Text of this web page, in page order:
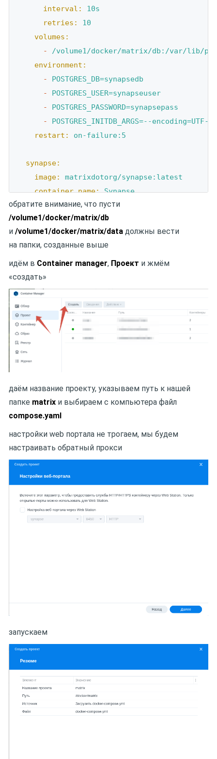
interval:
10s
retries:
10
volumes:
-
/volume1/docker/matrix/db:/var/lib/
environment:
-
POSTGRES_DB=synapsedb
-
POSTGRES_USER=synapseuser
-
POSTGRES_PASSWORD=synapsepass
-
POSTGRES_INITDB_ARGS=--encoding=UTF-8
restart:
on-failure:5
synapse:
image:
matrixdotorg/synapse:latest
container_name: Synapse
hostname: synapse
security_opt:
- no-new-privileges:true
user: 1026:100
environment:
-
- SYNAPSE_CONFIG_PATH=/data/
volumes:
- /volume1/docker/matrix/data:/data:rw
ports:
synapse-db:
condition: service_started
обратите внимание, что пусти
/volume1/docker/matrix/db
и /volume1/docker/matrix/dataдолжны вести
на папки, созданные выше
идём в Container manager, Проект и жмём
«создать»
даём название проекту, указываем путь к нашей
папке matrixи выбираем с компьютера файл
compose.yaml
настройки web портала не трогаем, мы будем
настраивать обратный прокси
запускаем